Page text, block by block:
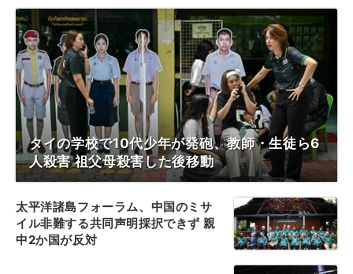
タイの学校で10代少年が発砲、教師・生徒ら6
人殺害 祖父母殺害した後移動
太平洋諸島フォーラム、中国のミサ
イル非難する共同声明採択できず 親
中2か国が反対